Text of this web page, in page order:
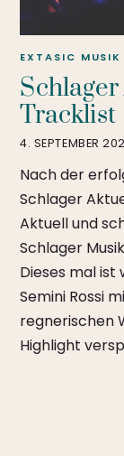
4. SEPTEMBER
Tracklist
EXTASIC
Nach der
Schlager
Aktuell und
Schlager
Dieses mal
Semini Rossi
regnerischen
Highlight